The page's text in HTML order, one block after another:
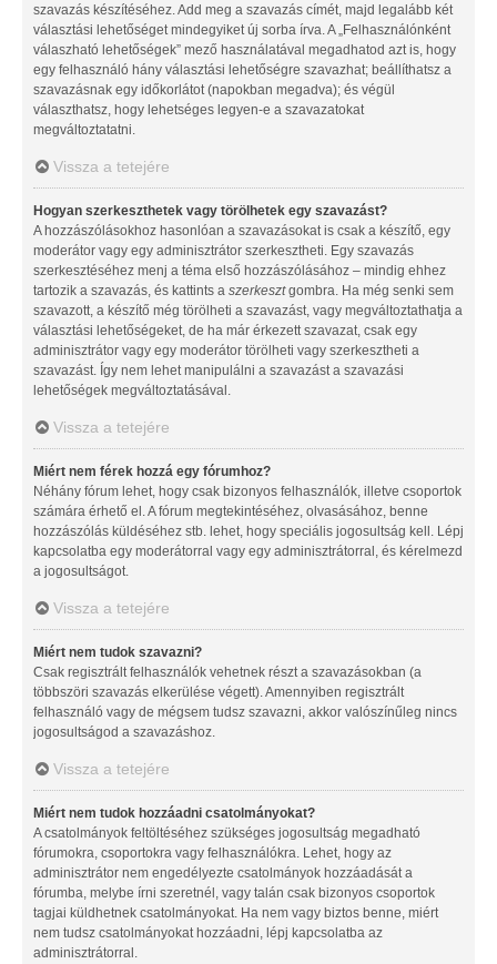
szavazás készítéséhez. Add meg a szavazás címét, majd legalább két
választási lehetőséget mindegyiket új sorba írva. A „Felhasználónként
válaszható lehetőségek” mező használatával megadhatod azt is, hogy
egy felhasználó hány választási lehetőségre szavazhat; beállíthatsz a
szavazásnak egy időkorlátot (napokban megadva); és végül
választhatsz, hogy lehetséges legyen-e a szavazatokat
megváltoztatatni.
Vissza a tetejére
Hogyan szerkeszthetek vagy törölhetek egy szavazást?
A hozzászólásokhoz hasonlóan a szavazásokat is csak a készítő, egy
moderátor vagy egy adminisztrátor szerkesztheti. Egy szavazás
szerkesztéséhez menj a téma első hozzászólásához – mindig ehhez
tartozik a szavazás, és kattints a szerkesztgombra. Ha még senki sem
szavazott, a készítő még törölheti a szavazást, vagy megváltoztathatja a
választási lehetőségeket, de ha már érkezett szavazat, csak egy
adminisztrátor vagy egy moderátor törölheti vagy szerkesztheti a
szavazást. Így nem lehet manipulálni a szavazást a szavazási
lehetőségek megváltoztatásával.
Vissza a tetejére
Miért nem férek hozzá egy fórumhoz?
Néhány fórum lehet, hogy csak bizonyos felhasználók, illetve csoportok
számára érhető el. A fórum megtekintéséhez, olvasásához, benne
hozzászólás küldéséhez stb. lehet, hogy speciális jogosultság kell. Lépj
kapcsolatba egy moderátorral vagy egy adminisztrátorral, és kérelmezd
a jogosultságot.
Vissza a tetejére
Miért nem tudok szavazni?
Csak regisztrált felhasználók vehetnek részt a szavazásokban (a
többszöri szavazás elkerülése végett). Amennyiben regisztrált
felhasználó vagy de mégsem tudsz szavazni, akkor valószínűleg nincs
jogosultságod a szavazáshoz.
Vissza a tetejére
Miért nem tudok hozzáadni csatolmányokat?
A csatolmányok feltöltéséhez szükséges jogosultság megadható
fórumokra, csoportokra vagy felhasználókra. Lehet, hogy az
adminisztrátor nem engedélyezte csatolmányok hozzáadását a
fórumba, melybe írni szeretnél, vagy talán csak bizonyos csoportok
tagjai küldhetnek csatolmányokat. Ha nem vagy biztos benne, miért
nem tudsz csatolmányokat hozzáadni, lépj kapcsolatba az
adminisztrátorral.